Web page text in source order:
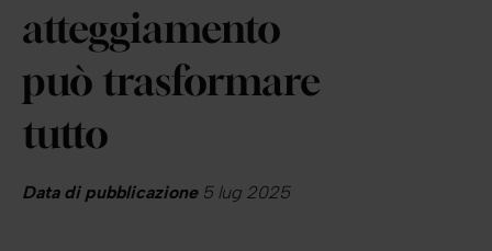
atteggiamento
può trasformare
tutto
Data di pubblicazione5 lug 2025